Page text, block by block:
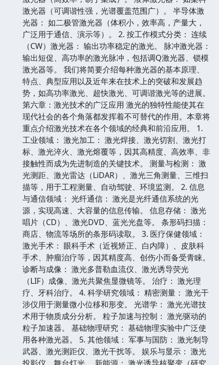
激光器（可调谐性强，光谱覆盖范围广）。 半导体激
光器： 如二极管激光器（体积小，效率高，产量大，
广泛用于通信、演示等）。 2. 按工作模式分类： 连续
（CW）激光器： 输出功率稳定的激光。 脉冲激光器：
输出短促、高功率的激光脉冲，包括调Q激光器、锁模
激光器等。 我们将简要介绍每种激光器的基本原理、
特点、典型应用以及近年来在技术上的突破和发展趋
势，如高功率激光、超快激光、可调谐激光等的进展。
第六章：激光技术的广泛应用 激光的独特性能使其在
现代社会的各个角落都发挥着不可替代的作用。本章将
重点介绍激光技术在各个领域的经典和前沿应用。 1.
工业领域： 激光加工： 激光焊接、激光切割、激光打
标、激光淬火、激光熔覆等，因其高精度、高效率、非
接触性而成为先进制造的关键技术。 测量与检测： 激
光测距、激光雷达（LiDAR）、激光三角测量、三维扫
描等，用于工程测量、自动驾驶、环境监测。 2. 信息
与通信领域： 光纤通信： 激光是光纤通信系统的光
源，实现高速、大容量的信息传输。 信息存储： 激光
唱片（CD）、激光DVD、蓝光光盘等。 条形码扫描：
商店、物流等场所的条形码读取。 3. 医疗保健领域：
激光手术： 眼科手术（近视矫正、白内障）、皮肤科
手术、肿瘤治疗等，因其精度高、创伤小而备受青睐。
诊断与成像： 激光多普勒血流仪、激光诱导荧光
（LIF）成像、激光共聚焦显微镜等。 治疗： 激光理
疗、牙科治疗。 4. 科学研究领域： 精密测量： 激光干
涉仪用于测量微小位移和形变。 光谱学： 激光光谱技
术用于物质成分分析。 粒子加速与控制： 激光驱动的
粒子加速器。 基础物理研究： 基础物理实验中广泛使
用各种激光器。 5. 其他领域： 军事与国防： 激光制导
武器、激光测距仪、激光干扰等。 娱乐与显示： 激光